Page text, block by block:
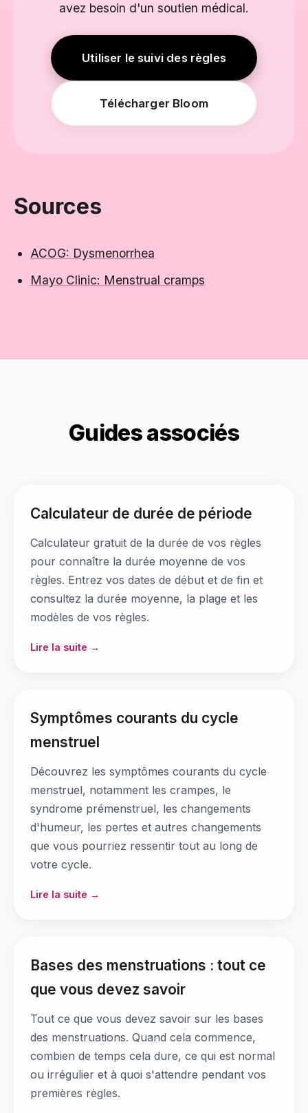
avez besoin d'un soutien médical.
Utiliser le suivi des règles
Télécharger Bloom
Sources
ACOG: Dysmenorrhea
Mayo Clinic: Menstrual cramps
Guides associés
Calculateur de durée de période
Calculateur gratuit de la durée de vos règles
pour connaître la durée moyenne de vos
règles. Entrez vos dates de début et de fin et
consultez la durée moyenne, la plage et les
modèles de vos règles.
Lire la suite →
Symptômes courants du cycle
menstruel
Découvrez les symptômes courants du cycle
menstruel, notamment les crampes, le
syndrome prémenstruel, les changements
d'humeur, les pertes et autres changements
que vous pourriez ressentir tout au long de
votre cycle.
Lire la suite →
Bases des menstruations : tout ce
que vous devez savoir
Tout ce que vous devez savoir sur les bases
des menstruations. Quand cela commence,
combien de temps cela dure, ce qui est normal
ou irrégulier et à quoi s'attendre pendant vos
premières règles.